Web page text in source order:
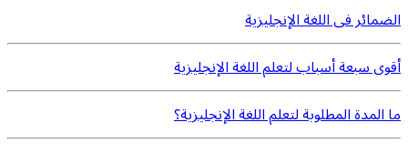
الضمائر فى اللغة الإنجليزية
أقوى سبعة أسباب لتعلم اللغة الإنجليزية
ما المدة المطلوبة لتعلم اللغة الإنجليزية؟